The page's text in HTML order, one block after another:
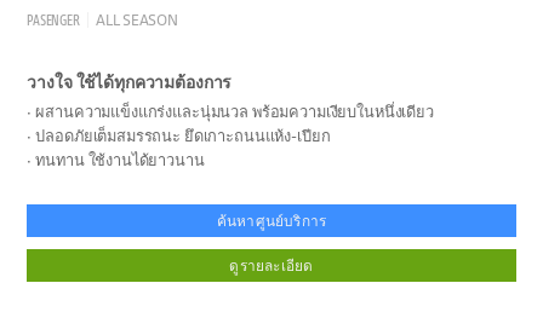
PASENGER ALL SEASON
วางใจ ใช้ได้ทุกความต้องการ
ผสานความแข็งแกร่งและนุ่มนวล พร้อมความเงียบในหนึ่งเดียว
ปลอดภัยเต็มสมรรถนะ ยึดเกาะถนนแห้ง-เปียก
ทนทาน ใช้งานได้ยาวนาน
ค้นหาศูนย์บริการ
ดูรายละเอียด